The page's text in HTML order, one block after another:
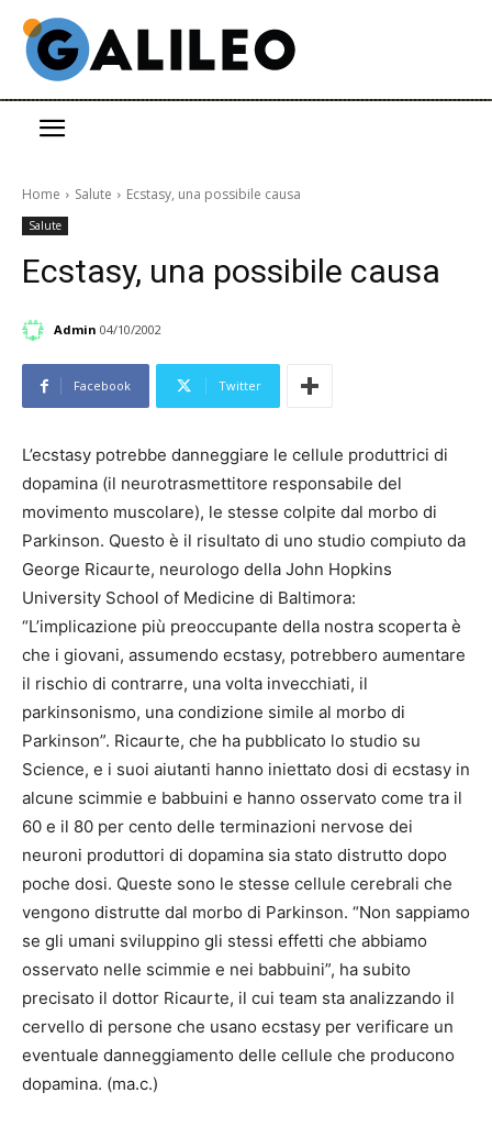
Home Salute Ecstasy, una possibile causa
Salute
Ecstasy, una possibile causa
Admin 04/10/2002
Facebook Twitter
L’ecstasy potrebbe danneggiare le cellule produttrici di
dopamina (il neurotrasmettitore responsabile del
movimento muscolare), le stesse colpite dal morbo di
Parkinson. Questo è il risultato di uno studio compiuto da
George Ricaurte, neurologo della John Hopkins
University School of Medicine di Baltimora:
“L’implicazione più preoccupante della nostra scoperta è
che i giovani, assumendo ecstasy, potrebbero aumentare
il rischio di contrarre, una volta invecchiati, il
parkinsonismo, una condizione simile al morbo di
Parkinson”. Ricaurte, che ha pubblicato lo studio su
Science, e i suoi aiutanti hanno iniettato dosi di ecstasy in
alcune scimmie e babbuini e hanno osservato come tra il
60 e il 80 per cento delle terminazioni nervose dei
neuroni produttori di dopamina sia stato distrutto dopo
poche dosi. Queste sono le stesse cellule cerebrali che
vengono distrutte dal morbo di Parkinson. “Non sappiamo
se gli umani sviluppino gli stessi effetti che abbiamo
osservato nelle scimmie e nei babbuini”, ha subito
precisato il dottor Ricaurte, il cui team sta analizzando il
cervello di persone che usano ecstasy per verificare un
eventuale danneggiamento delle cellule che producono
dopamina. (ma.c.)